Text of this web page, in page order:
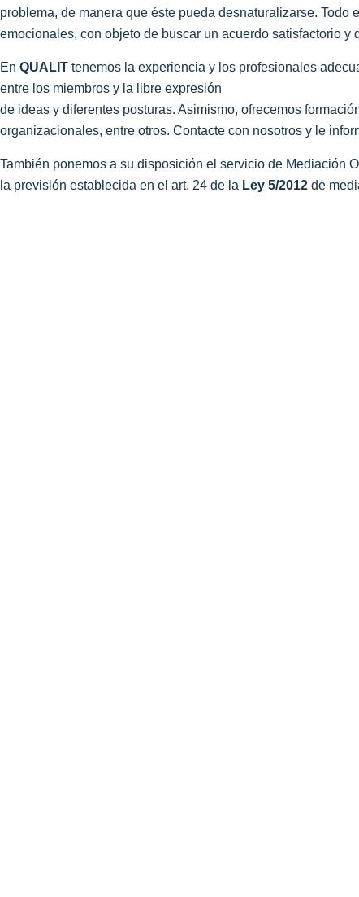
problema, de manera que éste pueda desnaturalizarse.
emocionales, con objeto de buscar un acuerdo satisfactorio
En QUALIT tenemos la experiencia y los profesionales
entre los miembros y la libre expresión
de ideas y diferentes posturas. Asimismo, ofrecemos
organizacionales, entre otros. Contacte con nosotros y le
También ponemos a su disposición el servicio de Mediación
la previsión establecida en el art. 24 de la Ley 5/2012 de